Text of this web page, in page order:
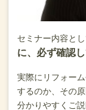
セミナー内容とし
に、必ず確認
実際にリフォー
するのか、その
分かりやすくご